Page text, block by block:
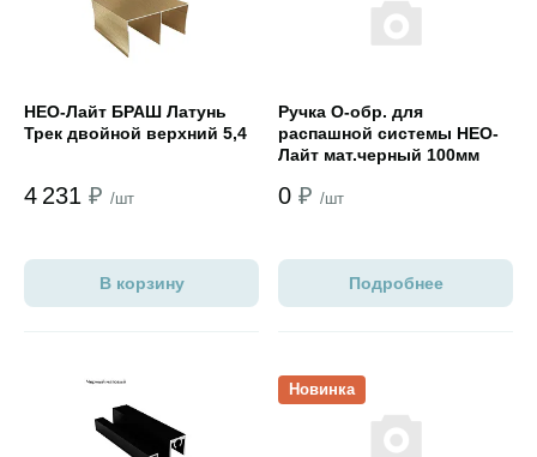
НЕО-Лайт БРАШ Латунь
Трек двойной верхний 5,4
4 231 ₽ /шт
В корзину
Ручка О-обр. для
распашной системы НЕО-
Лайт мат.черный 100мм
0 ₽ /шт
Подробнее
Открыть товар Новинка
Открыть товар